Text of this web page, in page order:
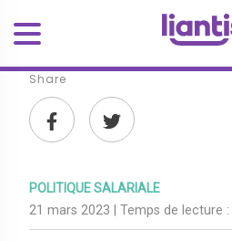
Share
POLITIQUE SALARIALE
21 mars 2023 | Temps de lecture :